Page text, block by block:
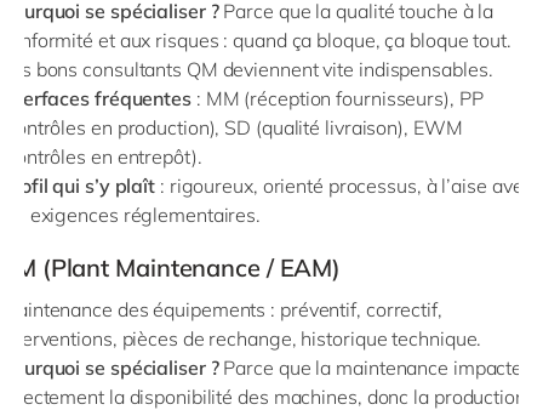
Pourquoi se spécialiser ?Parce que la qualité touche à la
conformité et aux risques : quand ça bloque, ça bloque tout.
Les bons consultants QM deviennent vite indispensables.
Interfaces fréquentes : MM (réception fournisseurs), PP
(contrôles en production), SD (qualité livraison), EWM
(contrôles en entrepôt).
Profil qui s’y plaît : rigoureux, orienté processus, à l’aise avec
les exigences réglementaires.
PM (Plant Maintenance / EAM)
maintenance des équipements : préventif, correctif,
interventions, pièces de rechange, historique technique.
Pourquoi se spécialiser ?Parce que la maintenance impacte
directement la disponibilité des machines, donc la production